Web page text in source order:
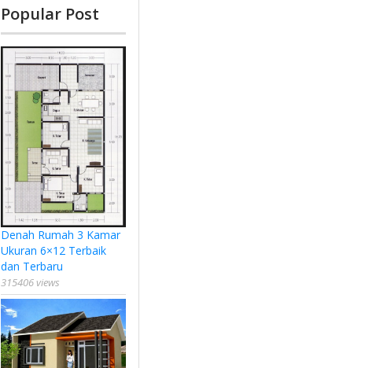
Popular Post
Denah Rumah 3 Kamar
Ukuran 6×12 Terbaik
dan Terbaru
315406 views